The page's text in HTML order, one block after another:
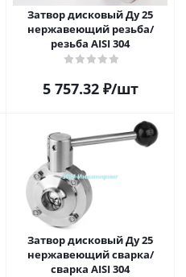
Затвор дисковый Ду 25
нержавеющий резьба/
резьба AISI 304
5 757.32₽/шт
Затвор дисковый Ду 25
нержавеющий сварка/
сварка AISI 304